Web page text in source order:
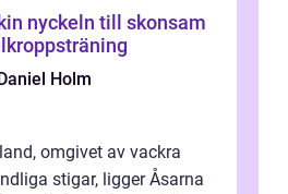
Holm
omgivet av vackra
stigar, ligger Åsarna